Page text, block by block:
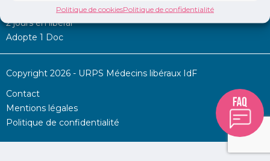
Politique de cookiesPolitique de confidentialité
2 jours en libéral
Adopte 1 Doc
Copyright 2026 - URPS Médecins libéraux IdF
Contact
Mentions légales
Politique de confidentialité